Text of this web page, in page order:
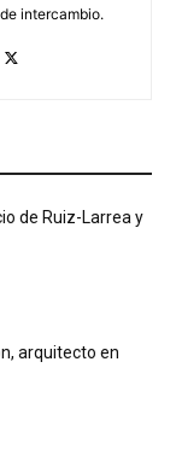
intercambio.
de Ruiz-Larrea y
arquitecto en